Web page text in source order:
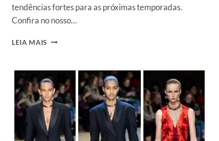
tendências fortes para as próximas temporadas.
Confira no nosso…
LEIA MAIS PARIS
VERÃO
2019
–
6
TENDÊNCIAS
PARA
APOSTAR